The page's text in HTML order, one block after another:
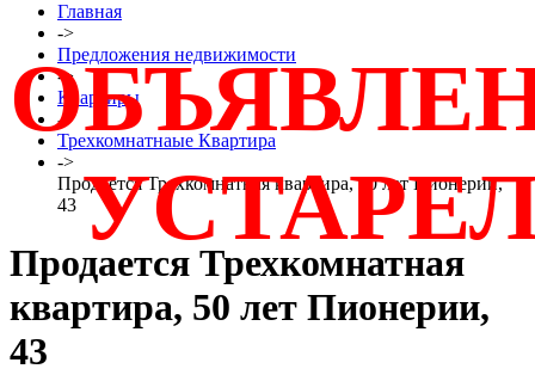
Главная
->
Предложения недвижимости
->
Квартиры
->
Трехкомнатнаые Квартира
->
Продается Трехкомнатная квартира, 50 лет Пионерии,
43
Продается Трехкомнатная
квартира, 50 лет Пионерии,
43